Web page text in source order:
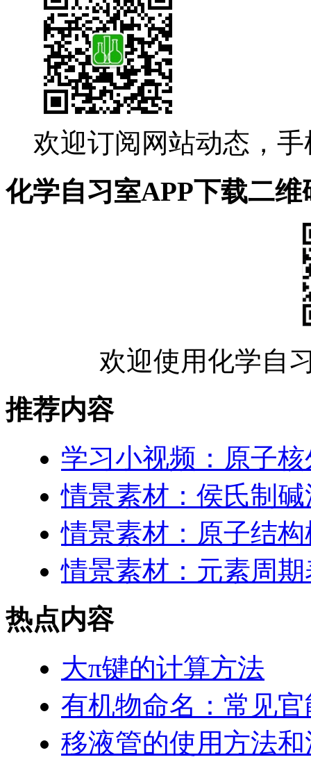
欢迎订阅网站动态，
化学自习室APP下载二维
欢迎使用化学自
推荐内容
学习小视频：原子
情景素材：侯氏制
情景素材：原子结
情景素材：元素周
热点内容
大π键的计算方法
有机物命名：常见
移液管的使用方法